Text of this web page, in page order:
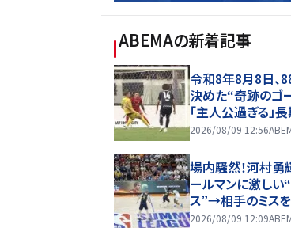
ABEMAの新着記事
令和8年8月8日、
決めた“奇跡のゴ
「主人公過ぎる」
撃復帰した26歳
2026/08/09 12:56
場内騒然！河村
ールマンに激しい
ス”→相手のミス
プレー
2026/08/09 12:09